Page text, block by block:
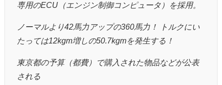
専用のECU（エンジン制御コンピュータ）を採用。
ノーマルより42馬力アップの360馬力！ トルクにい
たっては12kgm増しの50.7kgmを発生する！
東京都の予算（都費）で購入された物品などが公表
される